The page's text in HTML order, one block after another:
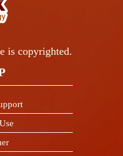
is copyrighted.